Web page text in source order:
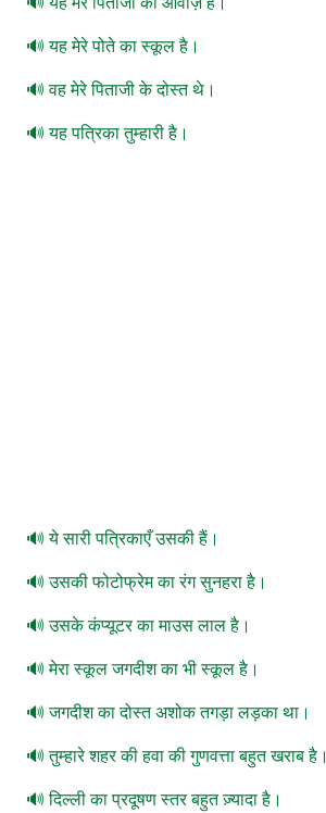
यह मेरे पोते का स्कूल है।
वह मेरे पिताजी के दोस्त थे।
यह पत्रिका तुम्हारी है।
ये सारी पत्रिकाएँ उसकी हैं।
उसकी फोटोफ्रेम का रंग सुनहरा है।
उसके कंप्यूटर का माउस लाल है।
मेरा स्कूल जगदीश का भी स्कूल है।
जगदीश का दोस्त अशोक तगड़ा लड़का था।
तुम्हारे शहर की हवा की गुणवत्ता बहुत खराब है।
दिल्ली का प्रदूषण स्तर बहुत ज़्यादा है।